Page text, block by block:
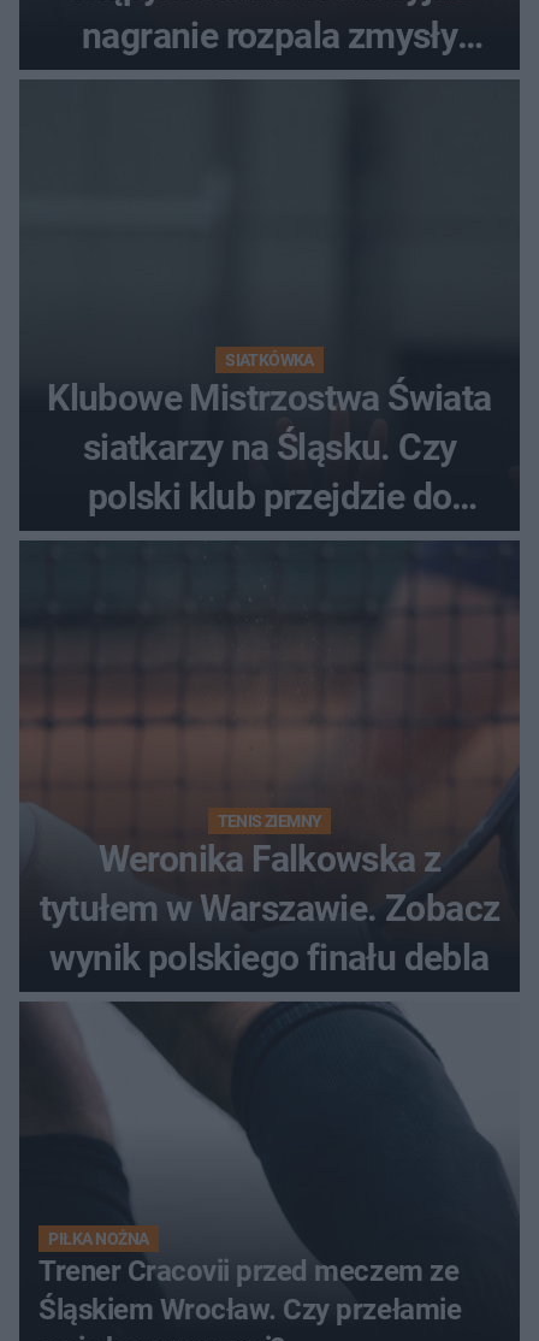
nagranie rozpala zmysły
fanów
SIATKÓWKA
Klubowe Mistrzostwa Świata
siatkarzy na Śląsku. Czy
polski klub przejdzie do
historii
TENIS ZIEMNY
Weronika Falkowska z
tytułem w Warszawie. Zobacz
wynik polskiego finału debla
PIŁKA NOŻNA
Trener Cracovii przed meczem ze
Śląskiem Wrocław. Czy przełamie